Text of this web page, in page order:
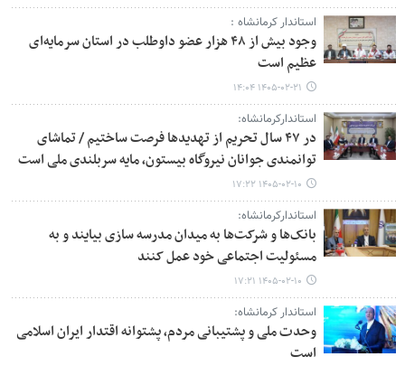
استاندار کرمانشاه :
وجود بیش از ۴۸ هزار عضو داوطلب در استان سرمایه‌ای
عظیم است
۱۴۰۵-۰۲-۲۱ ۱۴:۰۴
استاندارکرمانشاه:
در ۴۷ سال تحریم از تهدیدها فرصت ساختیم / تماشای
توانمندی جوانان نیروگاه بیستون، مایه سربلندی ملی است
۱۴۰۵-۰۲-۱۰ ۱۷:۲۲
استاندارکرمانشاه:
بانک‌ها و شرکت‌ها به میدان مدرسه سازی بیایند و به
مسئولیت اجتماعی خود عمل کنند
۱۴۰۵-۰۲-۱۰ ۱۷:۲۱
استاندار کرمانشاه:
وحدت ملی و پشتیبانی مردم، پشتوانه اقتدار ایران اسلامی
است